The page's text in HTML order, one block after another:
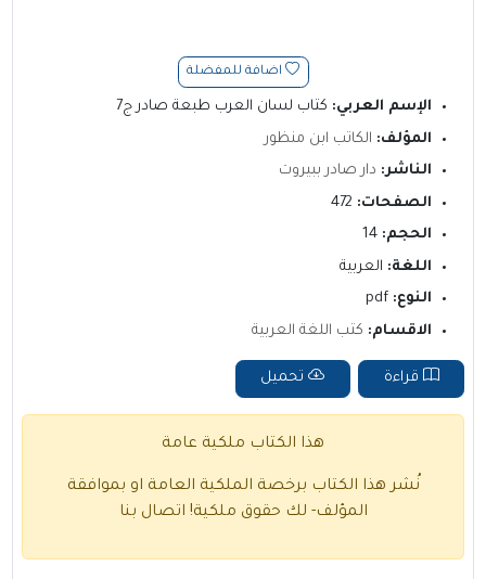
اضافة للمفضلة
الإسم العربي: كتاب لسان العرب طبعة صادر ج7
المؤلف: الكاتب ابن منظور
الناشر: دار صادر ببيروت
الصفحات:
الحجم:
اللغة: العربية
النوع:
الاقسام: كتب اللغة العربية
قراءة تحميل
هذا الكتاب ملكية عامة
نُشر هذا الكتاب برخصة الملكية العامة او بموافقة
المؤلف- لك حقوق ملكية! اتصال بنا